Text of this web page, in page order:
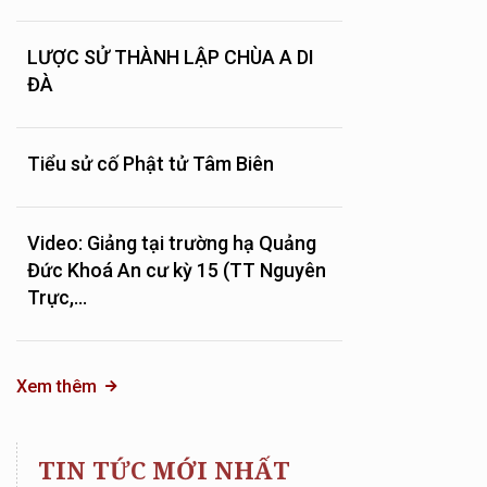
LƯỢC SỬ THÀNH LẬP CHÙA A DI
ĐÀ
Tiểu sử cố Phật tử Tâm Biên
Video: Giảng tại trường hạ Quảng
Đức Khoá An cư kỳ 15 (TT Nguyên
Trực,...
Xem thêm
TIN TỨC MỚI NHẤT